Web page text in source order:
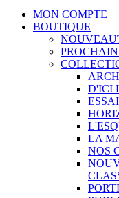
MON COMPTE
BOUTIQUE
D'ICI
LA
NOS